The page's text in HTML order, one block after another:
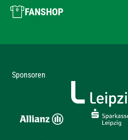
FANSHOP
Sponsoren